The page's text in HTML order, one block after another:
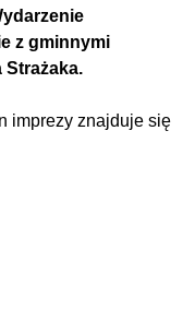
z gminnymi
Strażaka.
imprezy znajduje się